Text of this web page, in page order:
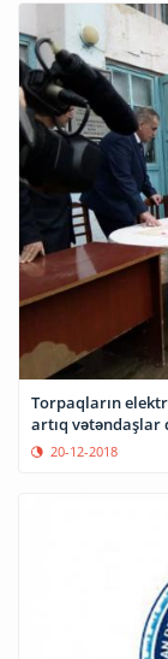
Torpaqların
artıq vətəndaşlar
20-12-2018